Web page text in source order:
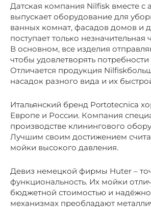
Датская компания Nilfisk вместе с
выпускает оборудование для
ванных комнат, фасадов домов и
поступает только незначительная
В основном, все изделия
чтобы удовлетворять
Отличается продукция
насадок разного вида и их
Итальянский бренд Portotecnica
Европе и России. Компания
производстве клинингового
Лучшим своим достижением
мойки высокого давления.
Девиз немецкой фирмы Huter –
функциональность. Их мойки
бюджетной стоимостью и
механизмах преобладают